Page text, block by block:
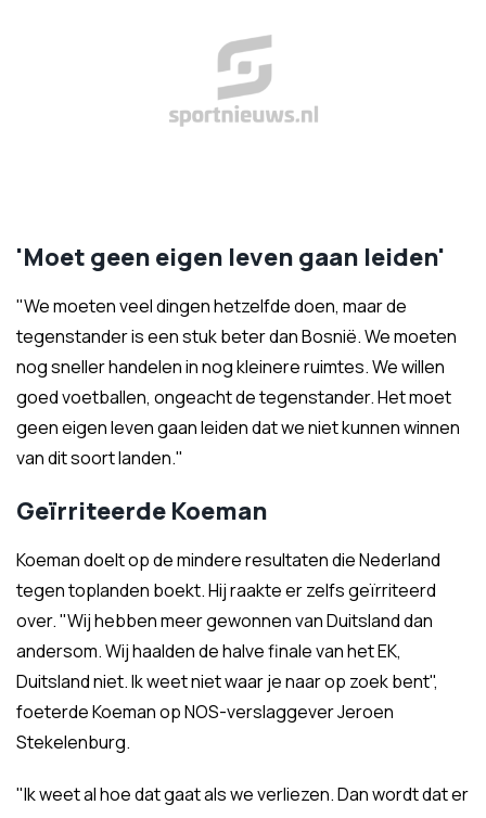
'Moet geen eigen leven gaan leiden'
"We moeten veel dingen hetzelfde doen, maar de
tegenstander is een stuk beter dan Bosnië. We moeten
nog sneller handelen in nog kleinere ruimtes. We willen
goed voetballen, ongeacht de tegenstander. Het moet
geen eigen leven gaan leiden dat we niet kunnen winnen
van dit soort landen."
Geïrriteerde Koeman
Koeman doelt op de mindere resultaten die Nederland
tegen toplanden boekt. Hij raakte er zelfs geïrriteerd
over. "Wij hebben meer gewonnen van Duitsland dan
andersom. Wij haalden de halve finale van het EK,
Duitsland niet. Ik weet niet waar je naar op zoek bent",
foeterde Koeman op NOS-verslaggever Jeroen
Stekelenburg.
"Ik weet al hoe dat gaat als we verliezen. Dan wordt dat er